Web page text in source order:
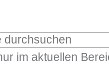
im aktuellen